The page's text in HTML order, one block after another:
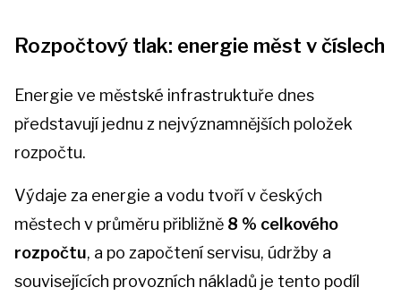
Rozpočtový tlak: energie měst v číslech
Energie ve městské infrastruktuře dnes
představují jednu z nejvýznamnějších položek
rozpočtu.
Výdaje za energie a vodu tvoří v českých
městech v průměru přibližně 8 % celkového
rozpočtu, a po započtení servisu, údržby a
souvisejících provozních nákladů je tento podíl